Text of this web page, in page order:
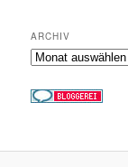
ARCHIV
Archiv